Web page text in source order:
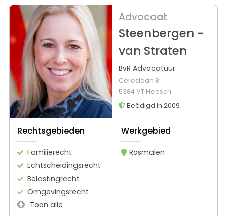
Advocaat
Steenbergen -
van Straten
BvR Advocatuur
Cereslaan 8
5384 VT Heesch
Beëdigd in 2009
Rechtsgebieden
Familierecht
Echtscheidingsrecht
Belastingrecht
Omgevingsrecht
Toon alle
Werkgebied
Rosmalen